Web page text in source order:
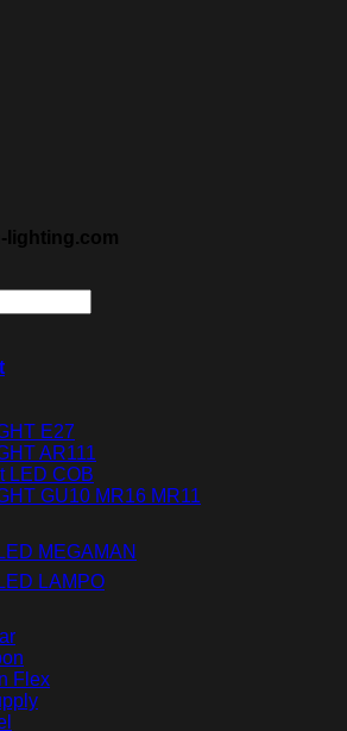
lighting.com
E27
AR111
LED COB
GU10 MR16 MR11
MEGAMAN
LAMPO
Flex